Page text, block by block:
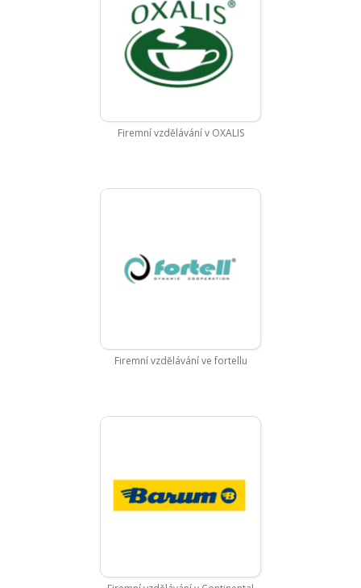
Firemní vzdělávání v OXALIS
Firemní vzdělávání ve fortellu